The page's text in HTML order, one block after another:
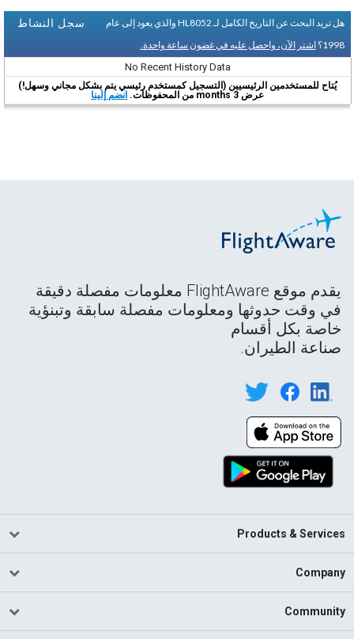
سجل النشاط
هل تريد البحث عن التاريخ الكامل لـ HL8052 والذي يعود إلى عام
1998؟ اشتر الآن، واحصل عليه في غضون ساعة واحدة.
No Recent History Data
يُتاح للمستخدمين الرئيسيين (التسجيل كمستخدم رئيسي يتم بشكل مجاني وسهل!)
عرض 3 months من المحفوظات.
انضم إلينا
يقدم موقع FlightAware معلومات مفصلة دقيقة
في وقت حدوثها ومعلومات مفصلة سابقة وتبنؤية
خاصة بكل أقسام
صناعة الطيران.
Products & Services
Company
Community